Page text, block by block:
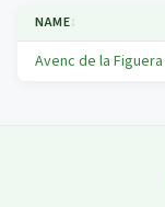
NAME↕
Avenc de la Figuera